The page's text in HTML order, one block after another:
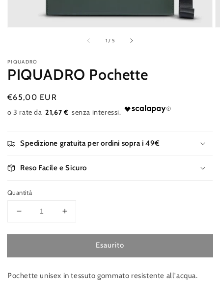
1 / di
5
PIQUADRO
PIQUADRO Pochette
Prezzo
di
€65,00 EUR
21,67 €
Spedizione gratuita per ordini sopra i 49€
Reso Facile e Sicuro
Quantità
Diminuisci
per
Pochette
Aumenta
per
PIQUADRO
Pochette
Esaurito
Pochette unisex in tessuto gommato resistente all'acqua.